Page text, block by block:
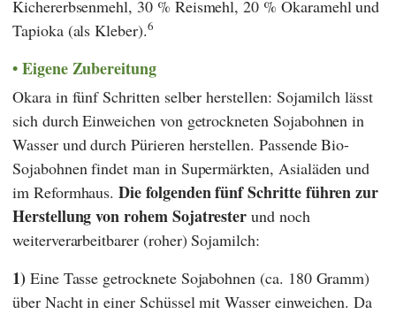
Kichererbsenmehl, 30 % Reismehl, 20 % Okaramehl und
Tapioka (als Kleber).6
Eigene Zubereitung
Okara in fünf Schritten selber herstellen: Sojamilch lässt
sich durch Einweichen von getrockneten Sojabohnen in
Wasser und durch Pürieren herstellen. Passende Bio-
Sojabohnen findet man in Supermärkten, Asialäden und
im Reformhaus.Die folgenden fünf Schritte führen zur
Herstellung von rohem Sojatrester und noch
weiterverarbeitbarer (roher) Sojamilch:
1) Eine Tasse getrocknete Sojabohnen (ca. 180 Gramm)
über Nacht in einer Schüssel mit Wasser einweichen. Da